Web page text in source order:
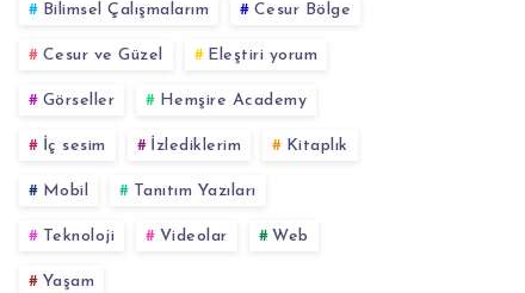
Bilimsel Çalışmalarım Cesur Bölge
Cesur ve Güzel Eleştiri yorum
Görseller Hemşire Academy
İç sesim İzlediklerim Kitaplık
Mobil Tanıtım Yazıları
Teknoloji Videolar Web
Yaşam